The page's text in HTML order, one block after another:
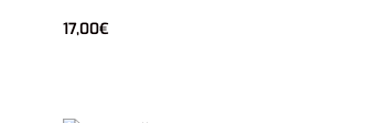
17,00€